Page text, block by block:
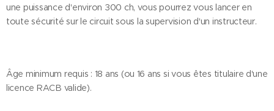
une puissance d'environ 300 ch, vous pourrez vous lancer en
toute sécurité sur le circuit sous la supervision d'un instructeur.
Âge minimum requis : 18 ans (ou 16 ans si vous êtes titulaire d'une
licence RACB valide).